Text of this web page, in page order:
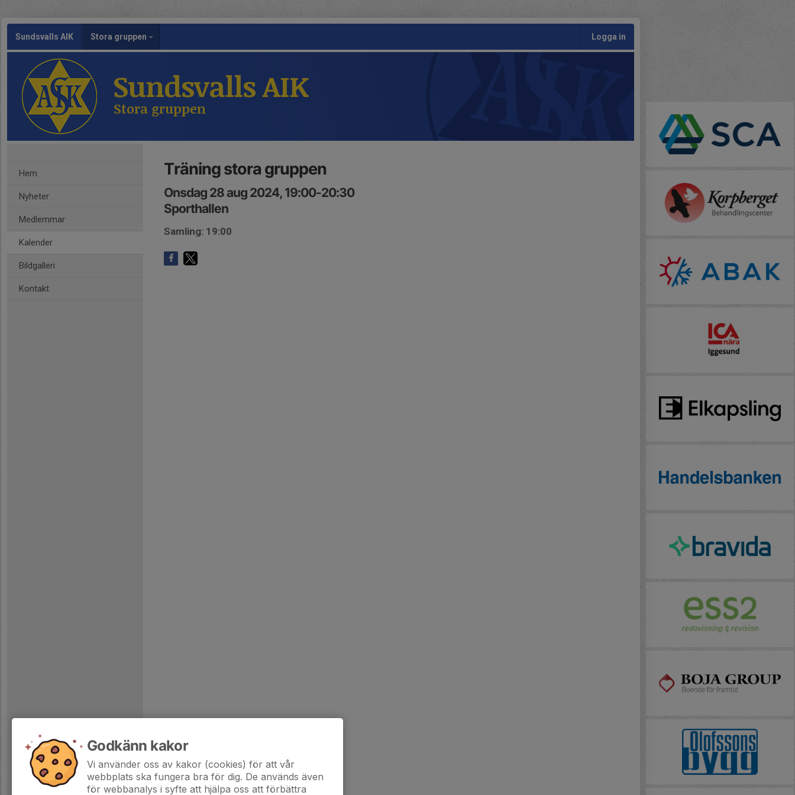
Sundsvalls AIK Stora gruppen Logga in
Sundsvalls AIK
Stora gruppen
Hem
Nyheter
Medlemmar
Kalender
Bildgalleri
Kontakt
Träning stora gruppen
Onsdag 28 aug 2024, 19:00-20:30
Sporthallen
Samling: 19:00
Godkänn kakor
Vi använder oss av kakor (cookies) för att vår
webbplats ska fungera bra för dig. De används även
för webbanalys i syfte att hjälpa oss att förbättra